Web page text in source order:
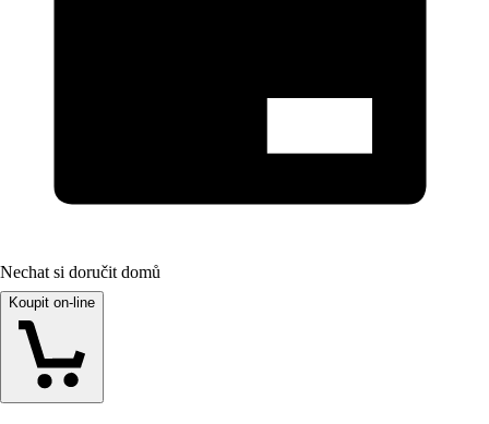
Nechat si doručit domů
Koupit on-line